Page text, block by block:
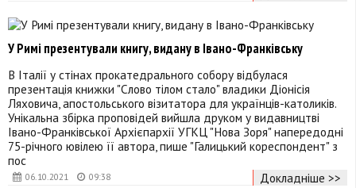
06.10.2021 09:38
У Римі презентували книгу, видану в Івано-Франківську
В Італії у стінах прокатедрального собору відбулася
презентація книжки "Слово тілом стало" владики Діонісія
Ляховича, апостольського візитатора для українців-католиків.
Унікальна збірка проповідей вийшла друком у видавництві
Івано-Франківської Архієпархії УГКЦ "Нова Зоря" напередодні
75-річного ювілею її автора, пише "Галицький кореспондент" з
пос
Докладніше >>